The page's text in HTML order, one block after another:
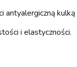
i elastyczności.